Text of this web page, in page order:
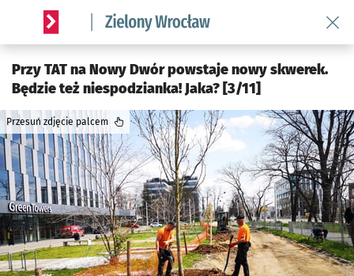
Serwis informacyjny wroclaw.pl podserwis: Środowisko we
Przy TAT na Nowy Dwór powstaje nowy skwerek.
Będzie też niespodzianka! Jaka? [3/11]
Przesuń zdjęcie palcem